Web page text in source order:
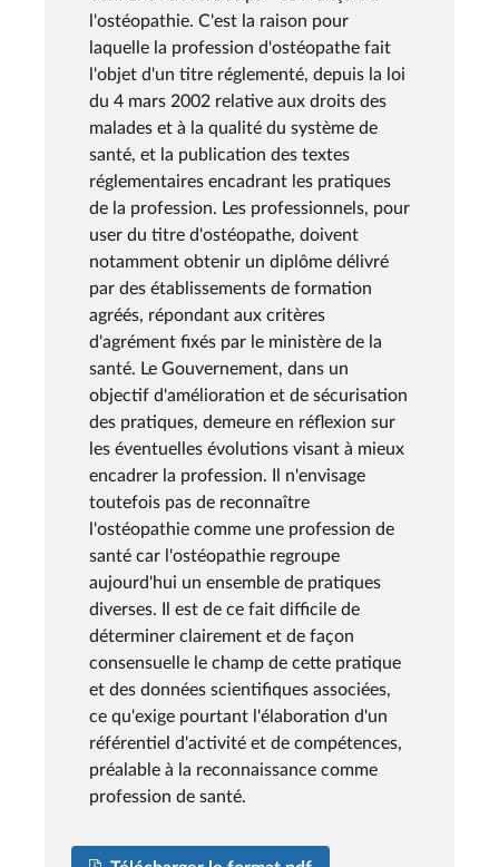
l'ostéopathie. C'est la raison pour
laquelle la profession d'ostéopathe fait
l'objet d'un titre réglementé, depuis la loi
du 4 mars 2002 relative aux droits des
malades et à la qualité du système de
santé, et la publication des textes
réglementaires encadrant les pratiques
de la profession. Les professionnels, pour
user du titre d'ostéopathe, doivent
notamment obtenir un diplôme délivré
par des établissements de formation
agréés, répondant aux critères
d'agrément fixés par le ministère de la
santé. Le Gouvernement, dans un
objectif d'amélioration et de sécurisation
des pratiques, demeure en réflexion sur
les éventuelles évolutions visant à mieux
encadrer la profession. Il n'envisage
toutefois pas de reconnaître
l'ostéopathie comme une profession de
santé car l'ostéopathie regroupe
aujourd'hui un ensemble de pratiques
diverses. Il est de ce fait difficile de
déterminer clairement et de façon
consensuelle le champ de cette pratique
et des données scientifiques associées,
ce qu'exige pourtant l'élaboration d'un
référentiel d'activité et de compétences,
préalable à la reconnaissance comme
profession de santé.